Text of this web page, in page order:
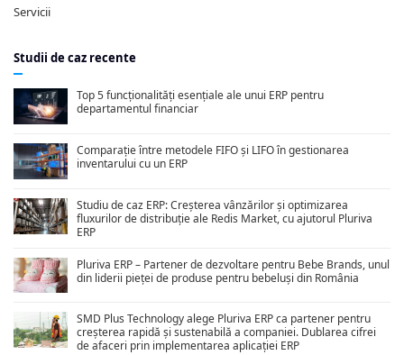
Servicii
Studii de caz recente
Top 5 funcționalități esențiale ale unui ERP pentru
departamentul financiar
Comparație între metodele FIFO și LIFO în gestionarea
inventarului cu un ERP
Studiu de caz ERP: Creșterea vânzărilor și optimizarea
fluxurilor de distribuție ale Redis Market, cu ajutorul Pluriva
ERP
Pluriva ERP – Partener de dezvoltare pentru Bebe Brands, unul
din liderii pieței de produse pentru bebeluși din România
SMD Plus Technology alege Pluriva ERP ca partener pentru
creșterea rapidă și sustenabilă a companiei. Dublarea cifrei
de afaceri prin implementarea aplicației ERP